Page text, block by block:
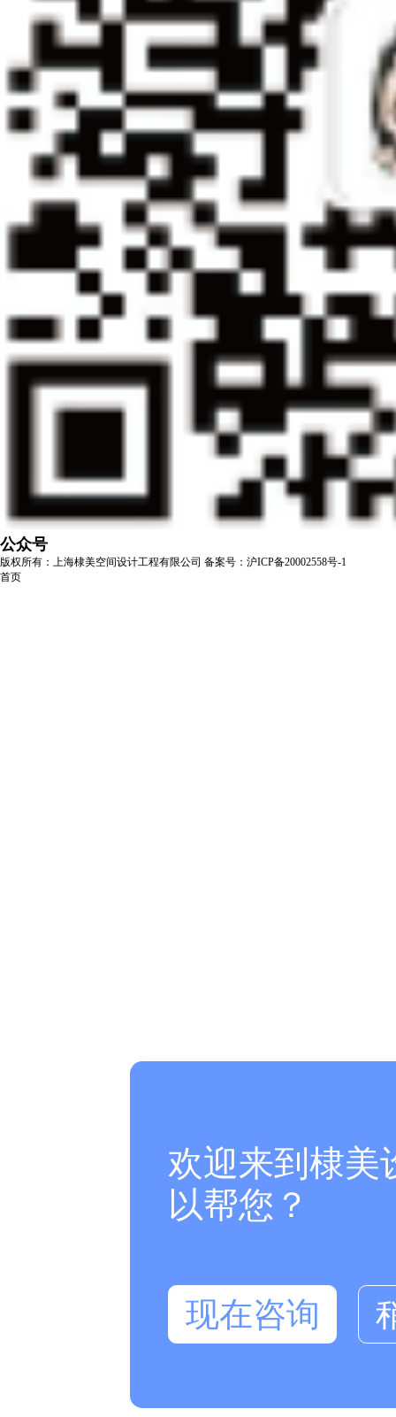
公众号
版权所有：上海棣美空间设计工程有限公司 备案号：沪ICP备20002558号-1
首页
欢迎来到棣美
以帮您？
现在咨询